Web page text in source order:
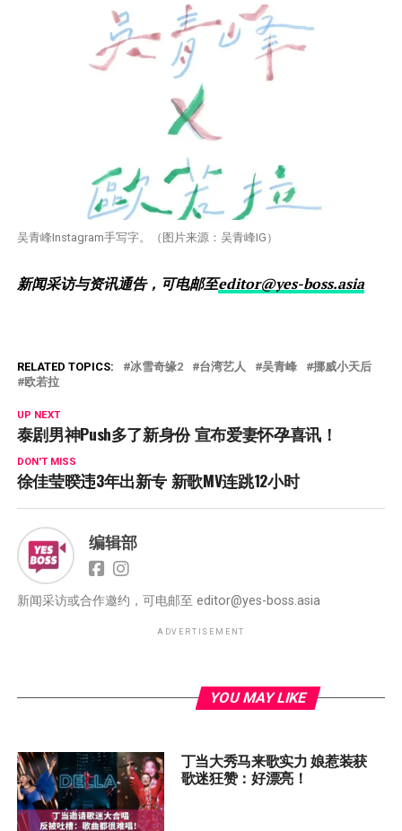
吴青峰Instagram手写字。（图片来源：吴青峰IG）
新闻采访与资讯通告，可电邮至editor@yes-boss.asia
RELATED TOPICS: 冰雪奇缘2 台湾艺人 吴青峰
挪威小天后
欧若拉
UP NEXT
泰剧男神Push多了新身份 宣布爱妻怀孕喜讯！
DON'T MISS
徐佳莹暌违3年出新专 新歌MV连跳12小时
编辑部
新闻采访或合作邀约，可电邮至 editor@yes-boss.asia
ADVERTISEMENT
YOU MAY LIKE
丁当大秀马来歌实力 娘惹装获
歌迷狂赞：好漂亮！